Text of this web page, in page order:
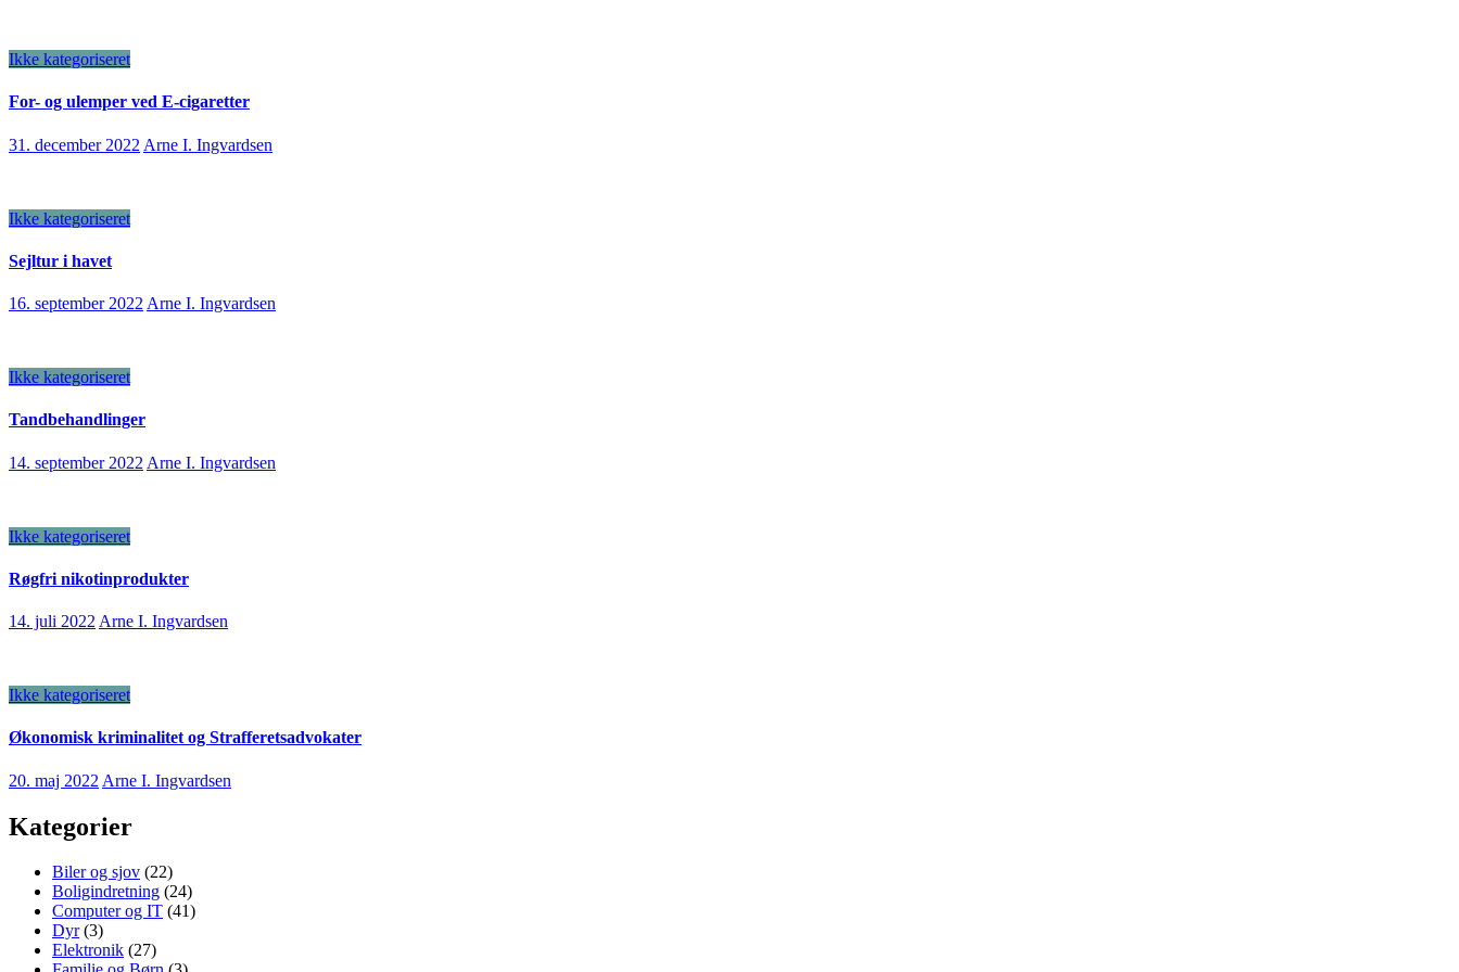
Ikke kategoriseret
For- og ulemper ved E-cigaretter
31. december 2022 Arne I. Ingvardsen
Ikke kategoriseret
Sejltur i havet
16. september 2022 Arne I. Ingvardsen
Ikke kategoriseret
Tandbehandlinger
14. september 2022 Arne I. Ingvardsen
Ikke kategoriseret
Røgfri nikotinprodukter
14. juli 2022 Arne I. Ingvardsen
Ikke kategoriseret
Økonomisk kriminalitet og Strafferetsadvokater
20. maj 2022 Arne I. Ingvardsen
Kategorier
Biler og sjov (22)
Boligindretning (24)
Computer og IT (41)
Dyr(3)
Elektronik (27)